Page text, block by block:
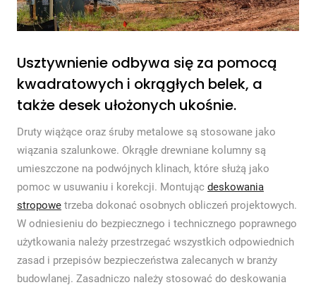
Usztywnienie odbywa się za pomocą
kwadratowych i okrągłych belek, a
także desek ułożonych ukośnie.
Druty wiążące oraz śruby metalowe są stosowane jako
wiązania szalunkowe. Okrągłe drewniane kolumny są
umieszczone na podwójnych klinach, które służą jako
pomoc w usuwaniu i korekcji. Montując deskowania
stropowetrzeba dokonać osobnych obliczeń projektowych.
W odniesieniu do bezpiecznego i technicznego poprawnego
użytkowania należy przestrzegać wszystkich odpowiednich
zasad i przepisów bezpieczeństwa zalecanych w branży
budowlanej. Zasadniczo należy stosować do deskowania